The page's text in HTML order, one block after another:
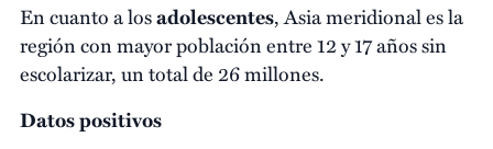
En cuanto a losadolescentes, Asia meridional es la
región con mayor población entre 12 y 17 años sin
escolarizar, un total de 26 millones.
Datos positivos